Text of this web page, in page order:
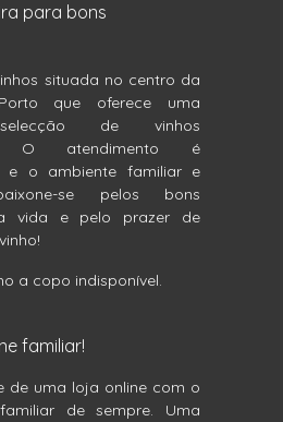
para bons
situada no centro da
que oferece uma
de vinhos
O atendimento é
e o ambiente familiar e
se pelos bons
vida e pelo prazer de
a copo indisponível.
familiar!
de uma loja online com o
de sempre. Uma